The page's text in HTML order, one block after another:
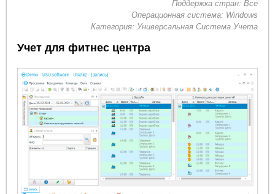
Поддержка стран: Все
Операционная система: Windows
Категория: Универсальная Система Учета
Учет для фитнес центра